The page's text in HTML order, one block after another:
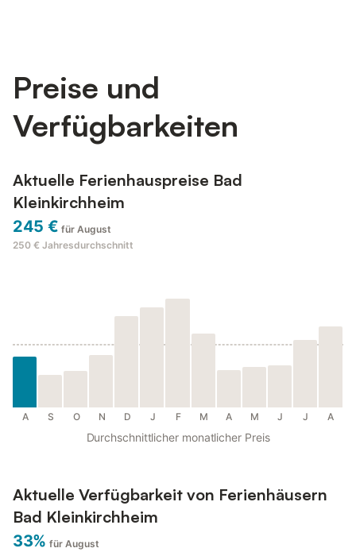
Preise und
Verfügbarkeiten
Aktuelle Ferienhauspreise Bad
Kleinkirchheim
245 € für August
250 € Jahresdurchschnitt
A S O N D J F M A M J J A
Durchschnittlicher monatlicher Preis
Aktuelle Verfügbarkeit von Ferienhäusern
Bad Kleinkirchheim
33% für August